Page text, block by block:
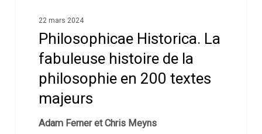
22 mars 2024
Philosophicae Historica. La
fabuleuse histoire de la
philosophie en 200 textes
majeurs
Adam Ferner et Chris Meyns